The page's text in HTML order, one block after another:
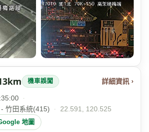
機車誤闖 詳細資訊 ›
·
竹田系統(415)
· 22.591, 120.525
地圖